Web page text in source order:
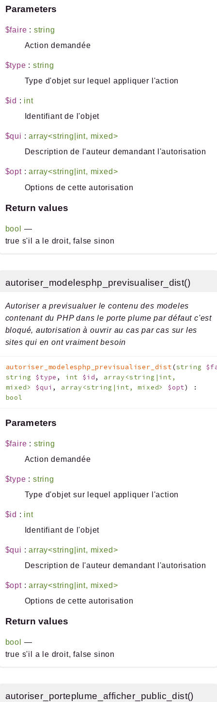
Parameters
$faire : string
Action demandée
$type :string
Type d'objet sur lequel appliquer l'action
$id : int
Identifiant de l'objet
$qui :array<string|int, mixed>
Description de l'auteur demandant l'autorisation
$opt:array<string|int, mixed>
Options de cette autorisation
Return values
bool
—
true s'il a le droit, false sinon
autoriser_modelesphp_previsualiser_dist()
Autoriser a previsualuer le contenu des modeles
contenant du PHP dans le porte plume par défaut c'est
bloqué, autorisation à ouvrir au cas par cas sur les
sites qui en ont vraiment besoin
autoriser_modelesphp_previsualiser_dist(string
string $type , int $id, array<string|int,
mixed> $qui , array<string|int, mixed> $opt)
:
bool
Parameters
$faire : string
Action demandée
$type :string
Type d'objet sur lequel appliquer l'action
$id : int
Identifiant de l'objet
$qui :array<string|int, mixed>
Description de l'auteur demandant l'autorisation
$opt:array<string|int, mixed>
Options de cette autorisation
Return values
bool
—
true s'il a le droit, false sinon
autoriser_porteplume_afficher_public_dist()